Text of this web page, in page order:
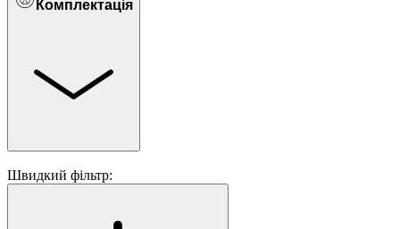
Комплектація
Швидкий фільтр: